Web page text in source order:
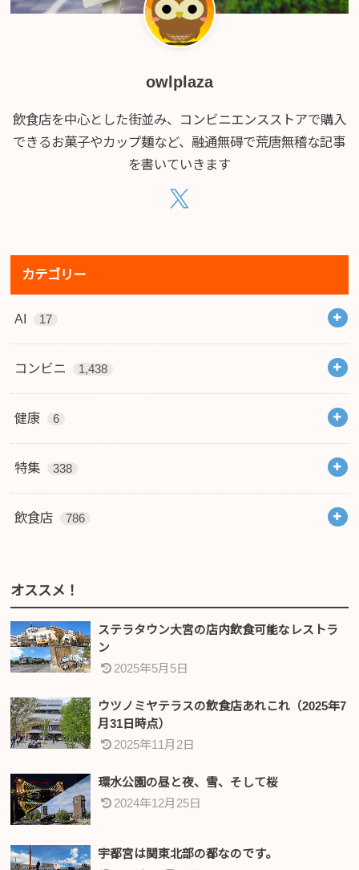
owlplaza
飲食店を中心とした街並み、コンビニエンスストアで購入
できるお菓子やカップ麺など、融通無碍で荒唐無稽な記事
を書いていきます
カテゴリー
AI 17
コンビニ 1,438
健康 6
特集 338
飲食店 786
オススメ！
ステラタウン大宮の店内飲食可能なレストラ
ン
2025年5月5日
ウツノミヤテラスの飲食店あれこれ（2025年7
月31日時点）
2025年11月2日
環水公園の昼と夜、雪、そして桜
2024年12月25日
宇都宮は関東北部の都なのです。